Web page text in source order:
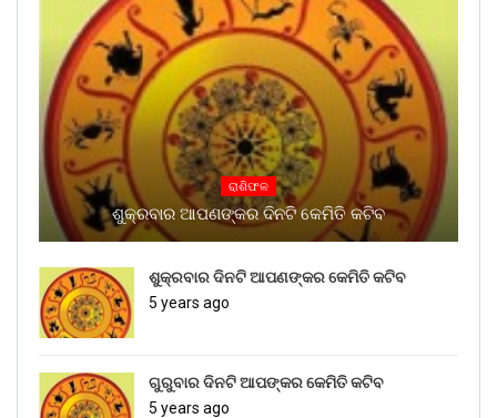
ରାଶିଫଳ
ଶୁକ୍ରବାର ଆପଣଙ୍କର ଦିନଟି କେମିତି କଟିବ
ଶୁକ୍ରବାର ଦିନଟି ଆପଣଙ୍କର କେମିତି କଟିବ
5 years ago
ଗୁରୁବାର ଦିନଟି ଆପଙ୍କର କେମିତି କଟିବ
5 years ago